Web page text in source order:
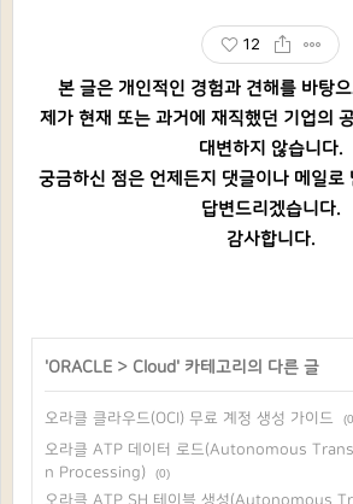
12
본 글은 개인적인 경험과 견해를 바탕
제가 현재 또는 과거에 재직했던 기업의
대변하지 않습니다.
궁금하신 점은 언제든지 댓글이나 메일로
답변드리겠습니다.
감사합니다.
'ORACLE > Cloud' 카테고리의 다른 글
오라클 클라우드(OCI) 무료 계정 생성 가이드
오라클 ATP 데이터 로드(Autonomous
n Processing)
(0)
오라클 ATP SH 테이블 생성(Autonomous